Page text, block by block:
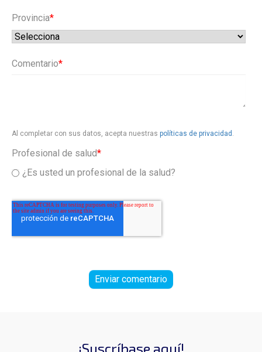
Provincia*
Comentario*
Al completar con sus datos, acepta nuestras políticas de privacidad
Profesional de salud*
¿Es usted un profesional de la salud?
¡Suscríbase aquí!